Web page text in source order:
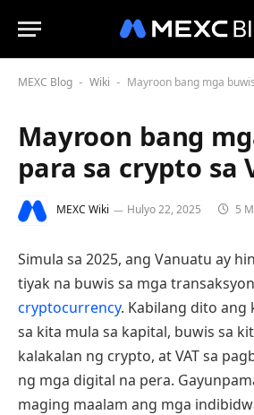
MEXC Blog - Wiki - Mayroon bang mga buwis
Mayroon bang
para sa crypto sa
MEXC Wiki Hulyo 22, 2025 5
Simula sa 2025, ang Vanuatu ay
tiyak na buwis sa mga
cryptocurrency. Kabilang dito ang
sa kita mula sa kapital, buwis sa
kalakalan ng crypto, at VAT sa
ng mga digital na pera.
maging maalam ang mga